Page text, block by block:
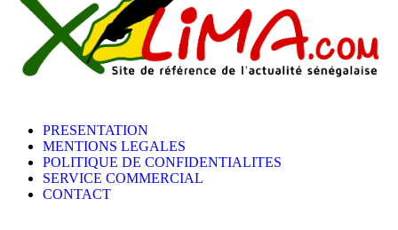
PRESENTATION
MENTIONS LEGALES
POLITIQUE DE CONFIDENTIALITES
SERVICE COMMERCIAL
CONTACT